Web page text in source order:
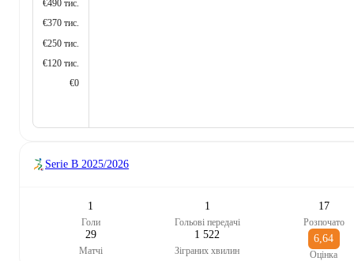
€490 тис.
€370 тис.
€250 тис.
€120 тис.
€0
Serie B 2025/2026
1
Голи
1
Гольові передачі
17
Розпочато
29
Матчі
1 522
Зіграних хвилин
6,64
Оцінка